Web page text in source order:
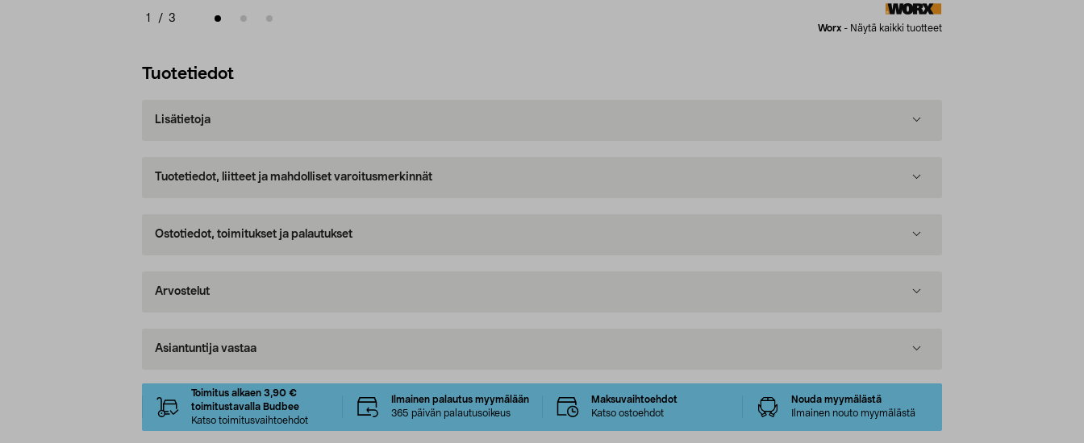
1 / 3
Worx - Näytä kaikki tuotteet
Tuotetiedot
Lisätietoja
Tuotetiedot, liitteet ja mahdolliset varoitusmerkinnät
Ostotiedot, toimitukset ja palautukset
Arvostelut
Asiantuntija vastaa
Toimitus alkaen 3,90 €
toimitustavalla Budbee
Katso toimitusvaihtoehdot
Ilmainen palautus myymälään
365 päivän palautusoikeus
Maksuvaihtoehdot
Katso ostoehdot
Nouda myymälästä
Ilmainen nouto myymälästä